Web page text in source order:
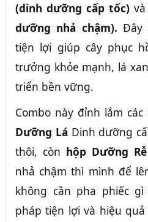
(dinh dưỡng cấp tốc) và
dưỡng nhả chậm). Đây
tiện lợi giúp cây phục
trưởng khỏe mạnh, lá
triển bền vững.
Combo này đỉnh lắm
Dưỡng Lá Dinh dưỡng
thôi, còn hộp Dưỡng Rễ
nhả chậm thì mình để
không cần pha phiếc
pháp tiện lợi và hiệu quả